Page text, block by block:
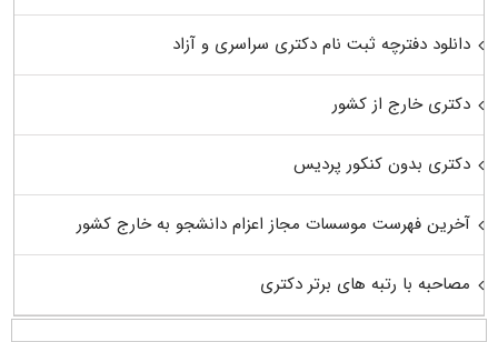
دانلود دفترچه ثبت نام دکتری سراسری و آزاد
دکتری خارج از کشور
دکتری بدون کنکور پردیس
آخرین فهرست موسسات مجاز اعزام دانشجو به خارج کشور
مصاحبه با رتبه های برتر دکتری